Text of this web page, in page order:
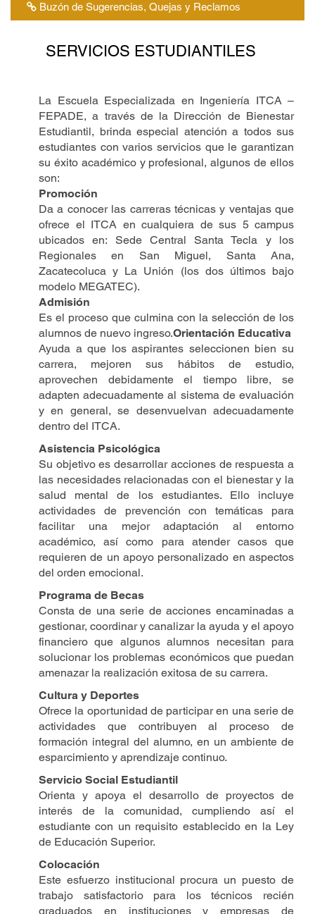
Buzón de Sugerencias, Quejas y Reclamos
SERVICIOS ESTUDIANTILES
La Escuela Especializada en Ingeniería ITCA –
FEPADE, a través de la Dirección de Bienestar
Estudiantil, brinda especial atención a todos sus
estudiantes con varios servicios que le garantizan
su éxito académico y profesional, algunos de ellos
son:
Promoción
Da a conocer las carreras técnicas y ventajas que
ofrece el ITCA en cualquiera de sus 5 campus
ubicados en: Sede Central Santa Tecla y los
Regionales en San Miguel, Santa Ana,
Zacatecoluca y La Unión (los dos últimos bajo
modelo MEGATEC).
Admisión
Es el proceso que culmina con la selección de los
alumnos de nuevo ingreso.Orientación Educativa
Ayuda a que los aspirantes seleccionen bien su
carrera, mejoren sus hábitos de estudio,
aprovechen debidamente el tiempo libre, se
adapten adecuadamente al sistema de evaluación
y en general, se desenvuelvan adecuadamente
dentro del ITCA.
Asistencia Psicológica
Su objetivo es desarrollar acciones de respuesta a
las necesidades relacionadas con el bienestar y la
salud mental de los estudiantes. Ello incluye
actividades de prevención con temáticas para
facilitar una mejor adaptación al entorno
académico, así como para atender casos que
requieren de un apoyo personalizado en aspectos
del orden emocional.
Programa de Becas
Consta de una serie de acciones encaminadas a
gestionar, coordinar y canalizar la ayuda y el apoyo
financiero que algunos alumnos necesitan para
solucionar los problemas económicos que puedan
amenazar la realización exitosa de su carrera.
Cultura y Deportes
Ofrece la oportunidad de participar en una serie de
actividades que contribuyen al proceso de
formación integral del alumno, en un ambiente de
esparcimiento y aprendizaje continuo.
Servicio Social Estudiantil
Orienta y apoya el desarrollo de proyectos de
interés de la comunidad, cumpliendo así el
estudiante con un requisito establecido en la Ley
de Educación Superior.
Colocación
Este esfuerzo institucional procura un puesto de
trabajo satisfactorio para los técnicos recién
graduados en instituciones y empresas de